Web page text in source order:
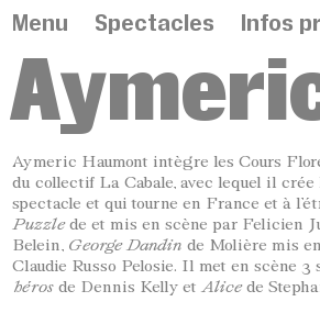
Menu Spectacles Infos
Aymeric Haumont intègre les Cours
du collectif La Cabale, avec lequel il crée
spectacle et qui tourne en France et à
Puzzlede et mis en scène par Felicien
Belein, George Dandin de Molière mis
Claudie Russo Pelosie. Il met en scène 3
héros de Dennis Kelly et Alicede
Panneau de gestion des cookies